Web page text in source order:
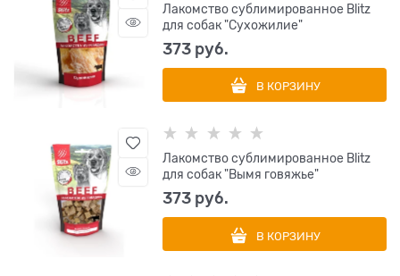
Лакомство сублимированное Blitz
для собак "Сухожилие"
373 руб.
В КОРЗИНУ
Лакомство сублимированное Blitz
для собак "Вымя говяжье"
373 руб.
В КОРЗИНУ